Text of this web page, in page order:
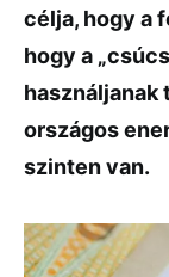
célja, hogy a
hogy a
használjanak
országos
szinten van.